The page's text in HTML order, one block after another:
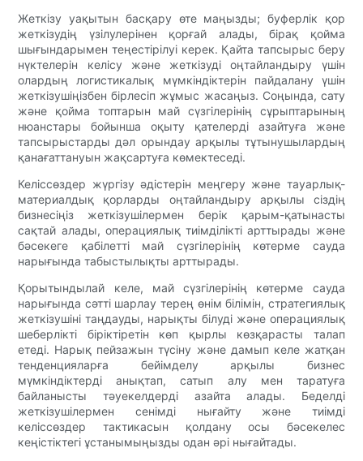
Жеткізу уақытын басқару өте маңызды; буферлік қор
жеткізудің үзілулерінен қорғай алады, бірақ қойма
шығындарымен теңестірілуі керек. Қайта тапсырыс беру
нүктелерін келісу және жеткізуді оңтайландыру үшін
олардың логистикалық мүмкіндіктерін пайдалану үшін
жеткізушіңізбен бірлесіп жұмыс жасаңыз. Соңында, сату
және қойма топтарын май сүзгілерінің сұрыптарының
нюанстары бойынша оқыту қателерді азайтуға және
тапсырыстарды дәл орындау арқылы тұтынушылардың
қанағаттануын жақсартуға көмектеседі.
Келіссөздер жүргізу әдістерін меңгеру және тауарлық-
материалдық қорларды оңтайландыру арқылы сіздің
бизнесіңіз жеткізушілермен берік қарым-қатынасты
сақтай алады, операциялық тиімділікті арттырады және
бәсекеге қабілетті май сүзгілерінің көтерме сауда
нарығында табыстылықты арттырады.
Қорытындылай келе, май сүзгілерінің көтерме сауда
нарығында сәтті шарлау терең өнім білімін, стратегиялық
жеткізушіні таңдауды, нарықты білуді және операциялық
шеберлікті біріктіретін көп қырлы көзқарасты талап
етеді. Нарық пейзажын түсіну және дамып келе жатқан
тенденцияларға бейімделу арқылы бизнес
мүмкіндіктерді анықтап, сатып алу мен таратуға
байланысты тәуекелдерді азайта алады. Беделді
жеткізушілермен сенімді нығайту және тиімді
келіссөздер тактикасын қолдану осы бәсекелес
кеңістіктегі ұстанымыңызды одан әрі нығайтады.